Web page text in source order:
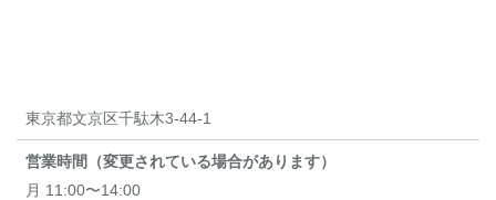
東京都文京区千駄木3-44-1
営業時間（変更されている場合があります）
月 11:00〜14:00